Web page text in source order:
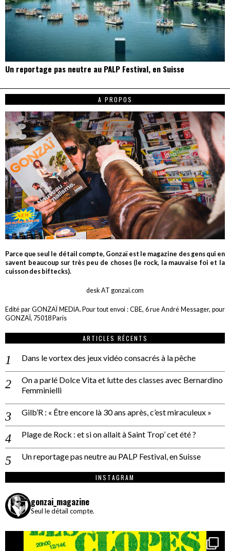
Un reportage pas neutre au PALP Festival, en Suisse
A PROPOS
Parce que seul le détail compte, Gonzaï est le magazine des gens qui en
savent beaucoup sur très peu de choses (le rock, la mauvaise foi et la
cuisson des biftecks).
desk AT gonzai.com
Edité par GONZAÏ MEDIA. Pour tout envoi : CBE, 6 rue André Messager, pour
GONZAÏ, 75018 Paris
ARTICLES RÉCENTS
Dans le vortex des jeux vidéo consacrés à la pêche
On a parlé Dolce Vita et lutte des classes avec Bernardino
Femminielli
Gilb’R : « Être encore là 30 ans après, c’est miraculeux »
Plage de Rock : et si on allait à Saint Trop’ cet été ?
Un reportage pas neutre au PALP Festival, en Suisse
INSTAGRAM
gonzai_magazine
Seul le détail compte.